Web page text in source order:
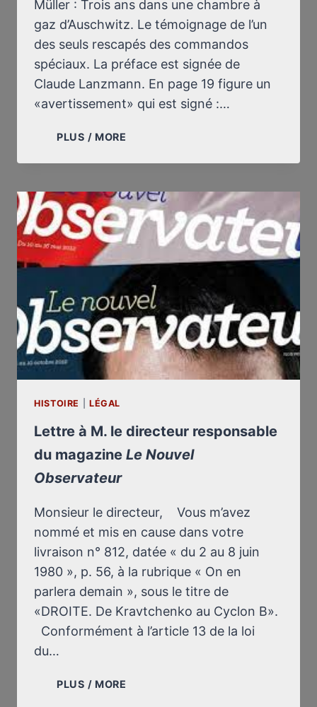
Müller : Trois ans dans une chambre à
gaz d’Auschwitz. Le témoignage de l’un
des seuls rescapés des commandos
spéciaux. La préface est signée de
Claude Lanzmann. En page 19 figure un
«avertissement» qui est signé :…
PLUS / MORE
DE
MÜLLER
:
TROIS
DANS
CHAMBRE
À
GAZ
D’AUSCHWITZ
HISTOIRE LÉGAL
Lettre à M. le directeur responsable
du magazine Le Nouvel
Observateur
Monsieur le directeur, Vous m’avez
nommé et mis en cause dans votre
livraison n° 812, datée « du 2 au 8 juin
1980 », p. 56, à la rubrique « On en
parlera demain », sous le titre de
«DROITE. De Kravtchenko au Cyclon B».
Conformément à l’article 13 de la loi
du…
PLUS / MORE